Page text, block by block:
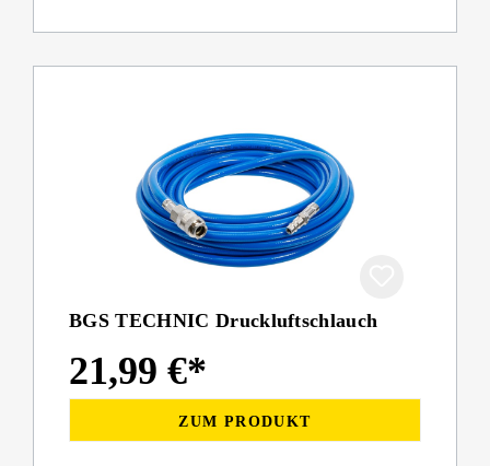
BGS TECHNIC Druckluftschlauch
21,99 €*
ZUM PRODUKT